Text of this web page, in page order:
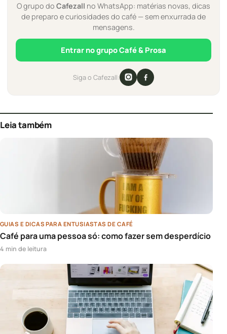
O grupo do Cafezall no WhatsApp: matérias novas, dicas
de preparo e curiosidades do café — sem enxurrada de
mensagens.
Entrar no grupo Café & Prosa
Siga o Cafezall:
Leia também
GUIAS E DICAS PARA ENTUSIASTAS DE CAFÉ
Café para uma pessoa só: como fazer sem desperdício
4 min de leitura